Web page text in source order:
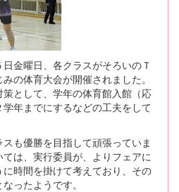
金曜日、各クラスがそろいのＴ
の体育大会が開催されました。
として、学年の体育館入館（応
年までにするなどの工夫をして
も優勝を目指して頑張っていま
は、実行委員が、よりフェアに
時間を掛けて考えており、その
ったようです。